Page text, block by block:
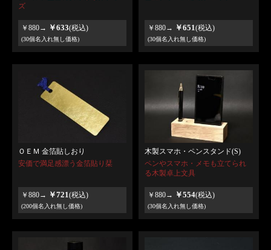
ズ
￥880→ ￥633(税込)
(30個名入れ無し価格)
￥880→ ￥651(税込)
(30個名入れ無し価格)
ＯＥＭ 金箔貼しおり
安価で満足感漂う金箔貼り栞
￥880→ ￥721(税込)
(200個名入れ無し価格)
木製スマホ・ペンスタンド(S)
ペンやスマホ・メモも立てられ
る木製卓上文具
￥880→ ￥554(税込)
(30個名入れ無し価格)